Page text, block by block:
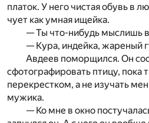
платок. У него чистая обувь в
чует как умная ищейка.
— Ты что-нибудь мыслишь в
— Кура, индейка, жареный
Авдеев поморщился. Он
сфотографировать птицу, пока
перекрестком, а не изучать
мужика.
— Ко мне в окно